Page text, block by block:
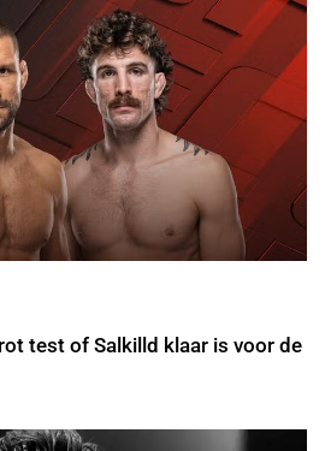
test of Salkilld klaar is voor de